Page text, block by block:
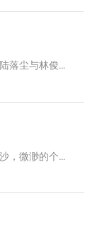
落尘与林俊，
机会，从此她
，微渺的个
第一次的失